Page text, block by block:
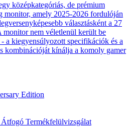
középkategóriás, de prémium
monitor, amely 2025-2026 fordulóján
választásként a 27
monitor nem véletlenül került be
a kiegyensúlyozott specifikációk és a
kombinációját kínálja a komoly gamer
Edition
Termékfelülvizsgálat